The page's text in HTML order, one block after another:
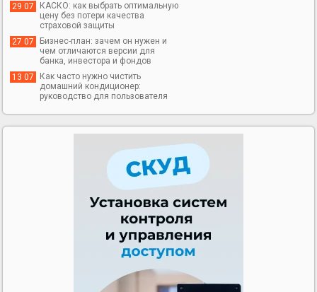
29 07
КАСКО: как выбрать оптимальную
цену без потери качества
страховой защиты
27 07
Бизнес-план: зачем он нужен и
чем отличаются версии для
банка, инвестора и фондов
13 07
Как часто нужно чистить
домашний кондиционер:
руководство для пользователя